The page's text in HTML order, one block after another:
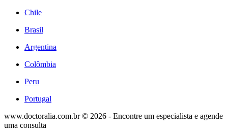
Chile
Brasil
Argentina
Colômbia
Peru
Portugal
www.doctoralia.com.br © 2026 - Encontre um especialista e agende
uma consulta